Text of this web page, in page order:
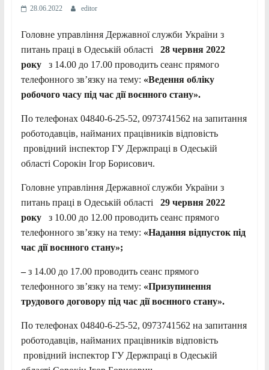
28.06.2022 editor
Головне управління Державної служби України з
питань праці в Одеській області 28 червня 2022
рокуз 14.00 до 17.00 проводить сеанс прямого
телефонного зв’язку на тему: «Ведення обліку
робочого часу під час дії воєнного стану».
По телефонах 04840-6-25-52, 0973741562 на запитання
роботодавців, найманих працівників відповість
провідний інспектор ГУ Держпраці в Одеській
області Сорокін Ігор Борисович.
Головне управління Державної служби України з
питань праці в Одеській області 29 червня 2022
рокуз 10.00 до 12.00 проводить сеанс прямого
телефонного зв’язку на тему: «Надання відпусток під
час дії воєнного стану»;
–з 14.00 до 17.00 проводить сеанс прямого
телефонного зв’язку на тему: «Призупинення
трудового договору під час дії воєнного стану».
По телефонах 04840-6-25-52, 0973741562 на запитання
роботодавців, найманих працівників відповість
провідний інспектор ГУ Держпраці в Одеській